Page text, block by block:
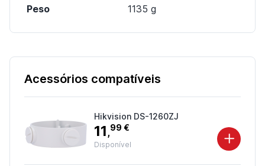
Peso 1135 g
Acessórios compatíveis
Hikvision DS-1260ZJ
11 ,99 €
Disponível